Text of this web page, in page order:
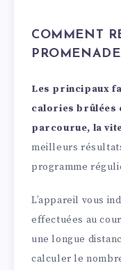
COMMENT
Les principaux
calories brûlées
parcourue, la
meilleurs
programme
L’appareil vous
effectuées au
une longue
calculer le